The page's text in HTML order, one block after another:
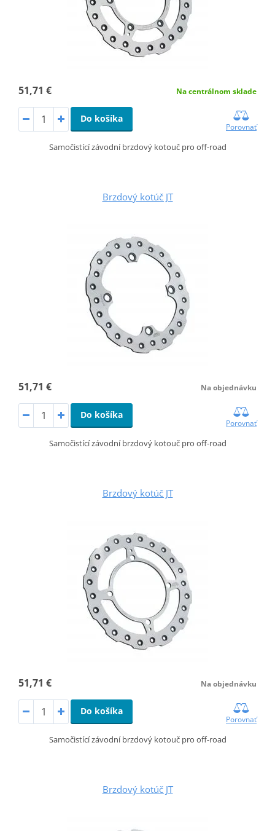
51,71 € Na centrálnom sklade
Do košíka
Porovnať
Samočistící závodní brzdový kotouč pro off-road
Brzdový kotúč JT
51,71 € Na objednávku
Do košíka
Porovnať
Samočistící závodní brzdový kotouč pro off-road
Brzdový kotúč JT
51,71 € Na objednávku
Do košíka
Porovnať
Samočistící závodní brzdový kotouč pro off-road
Brzdový kotúč JT